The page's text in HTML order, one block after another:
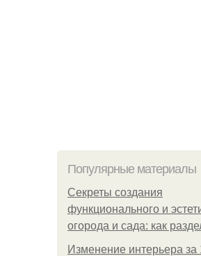
Популярные материалы
Секреты создания
функционального и
огорода и сада: как
Изменение интерьера за